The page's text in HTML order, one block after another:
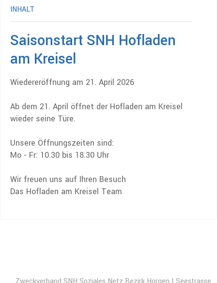
INHALT
Saisonstart SNH Hofladen
am Kreisel
Wiedereröffnung am 21. April 2026
Ab dem 21. April öffnet der Hofladen am Kreisel
wieder seine Türe.
Unsere Öffnungszeiten sind:
Mo - Fr: 10.30 bis 18.30 Uhr
Wir freuen uns auf Ihren Besuch
Das Hofladen am Kreisel Team